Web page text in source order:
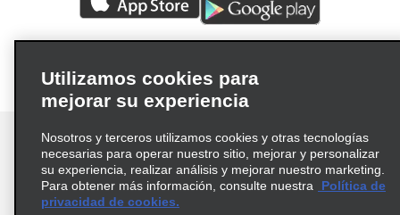
Términos de uso
Política de privacidad
Utilizamos cookies para
mejorar su experiencia
Nosotros y terceros utilizamos cookies y otras tecnologías
necesarias para operar nuestro sitio, mejorar y personalizar
su experiencia, realizar análisis y mejorar nuestro marketing.
Para obtener más información, consulte nuestra
Política de
privacidad de cookies.